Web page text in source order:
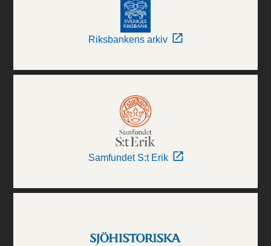
Riksbankens arkiv
Samfundet S:t Erik